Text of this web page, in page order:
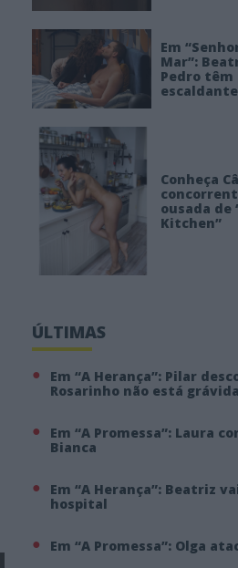
Em
Mar”:
Pedro têm
escaldante
Conheça
ousada de
Kitchen”
ÚLTIMAS
Em “A Herança”: Pilar
Rosarinho não está grávida
Em “A Promessa”: Laura
Bianca
Em “A Herança”: Beatriz
hospital
Em “A Promessa”: Olga